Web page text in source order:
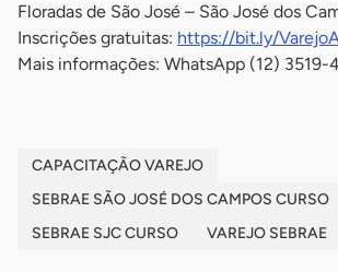
Floradas de São José – São José dos
Inscrições gratuitas: https://bit.ly/
Mais informações: WhatsApp (12) 3519-
CAPACITAÇÃO VAREJO
SEBRAE SÃO JOSÉ DOS CAMPOS CURSO
SEBRAE SJC CURSO
VAREJO SEBRAE